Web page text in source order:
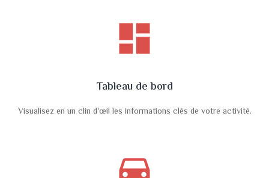
dashboard
Tableau de bord
Visualisez en un clin d'œil les informations clés de votre activité.